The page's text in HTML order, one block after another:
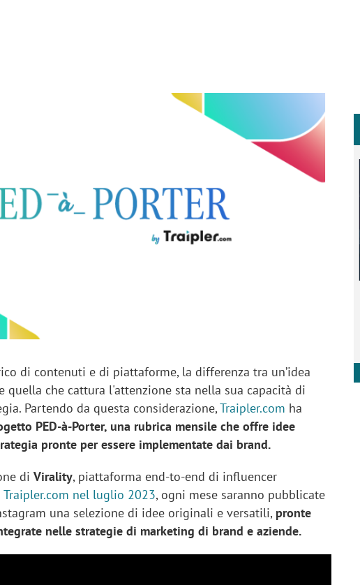
di contenuti e di piattaforme, la differenza tra un’idea
quella che cattura l'attenzione sta nella sua capacità di
Partendo da questa considerazione,Traipler.com ha
PED-à-Porter, una rubrica mensile che offre idee
pronte per essere implementate dai brand.
diVirality, piattaforma end-to-end di influencer
Traipler.com nel luglio 2023, ogni mese saranno pubblicate
una selezione di idee originali e versatili, pronte
nelle strategie di marketing di brand e aziende.
«L'Italia è un
e continuerà a